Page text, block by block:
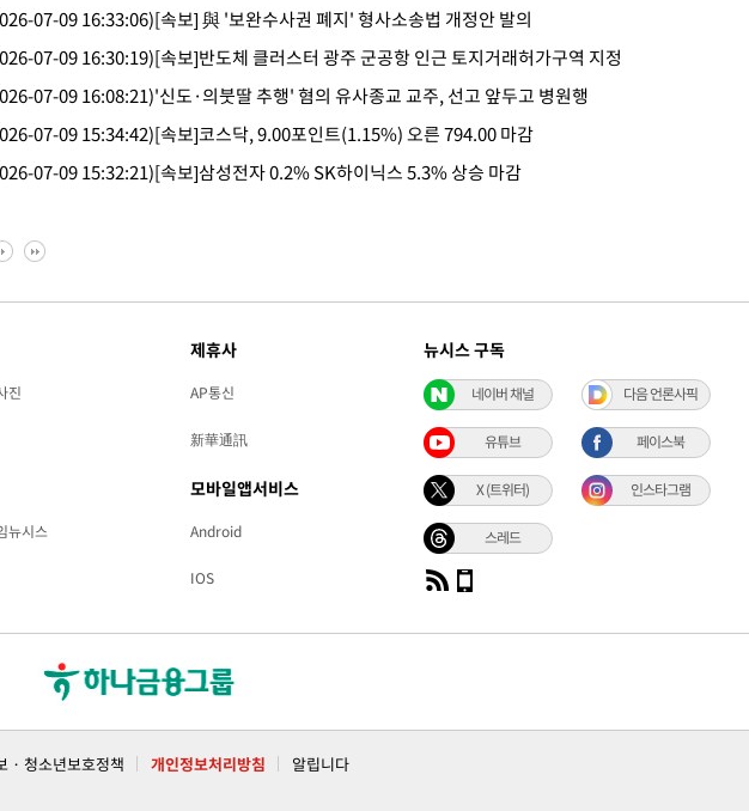
07-09 16:33:06)[속보] 與 '보완수사권 폐지' 형사소송법 개정안 발의
07-09 16:30:19)[속보]반도체 클러스터 광주 군공항 인근 토지거래허가구역 지정
07-09 16:08:21)'신도·의붓딸 추행' 혐의 유사종교 교주, 선고 앞두고 병원행
07-09 15:34:42)[속보]코스닥, 9.00포인트(1.15%) 오른 794.00 마감
07-09 15:32:21)[속보]삼성전자 0.2% SK하이닉스 5.3% 상승 마감
진
뉴시스
제휴사
AP통신
新華通訊
모바일앱서비스
Android
IOS
뉴시스 구독
네이버 채널 다음 언론사픽
유튜브 페이스북
X (트위터) 인스타그램
스레드
· 청소년보호정책 개인정보처리방침 알립니다